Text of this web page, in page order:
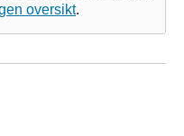
oversikt.